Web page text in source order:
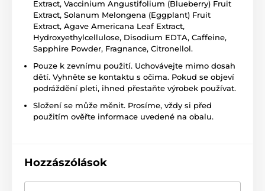
Extract, Vaccinium Angustifolium (Blueberry) Fruit
Extract, Solanum Melongena (Eggplant) Fruit
Extract, Agave Americana Leaf Extract,
Hydroxyethylcellulose, Disodium EDTA, Caffeine,
Sapphire Powder, Fragnance, Citronellol.
Pouze k zevnímu použití. Uchovávejte mimo dosah
dětí. Vyhněte se kontaktu s očima. Pokud se objeví
podráždění pleti, ihned přestaňte výrobek používat.
Složení se může měnit. Prosíme, vždy si před
použitím ověřte informace uvedené na obalu.
Hozzászólások